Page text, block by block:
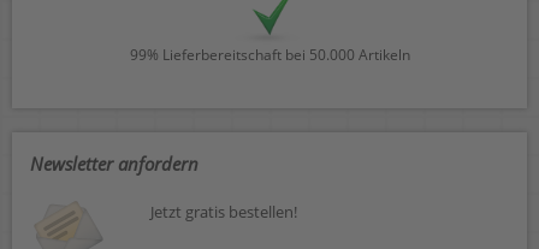
99% Lieferbereitschaft bei 50.000 Artikeln
Newsletter anfordern
Jetzt gratis bestellen!